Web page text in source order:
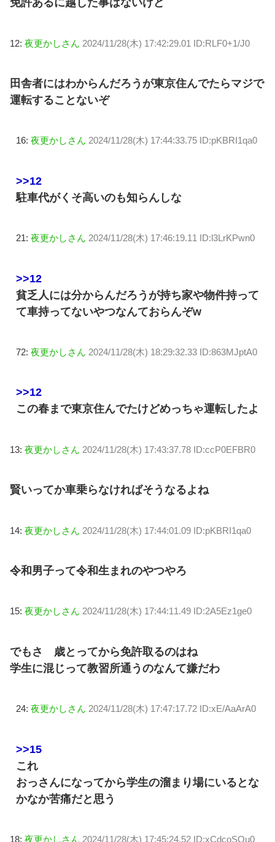
免許あるに越した事はないけど
12: 夜更かしさん 2024/11/28(木) 17:42:29.01 ID:RLF0+1/J0
田舎者にはわからんだろうが東京住んでたらマジで
運転することないぞ
16: 夜更かしさん 2024/11/28(木) 17:44:33.75 ID:pKBRI1qa0
>>12
駐車代がくそ高いのも知らんしな
21: 夜更かしさん 2024/11/28(木) 17:46:19.11 ID:l3LrKPwn0
>>12
貧乏人には分からんだろうが持ち家や物件持って
て車持ってないやつなんておらんぞw
72: 夜更かしさん 2024/11/28(木) 18:29:32.33 ID:863MJptA0
>>12
この春まで東京住んでたけどめっちゃ運転したよ
13: 夜更かしさん 2024/11/28(木) 17:43:37.78 ID:ccP0EFBR0
賢いってか車乗らなければそうなるよね
14: 夜更かしさん 2024/11/28(木) 17:44:01.09 ID:pKBRI1qa0
令和男子って令和生まれのやつやろ
15: 夜更かしさん 2024/11/28(木) 17:44:11.49 ID:2A5Ez1ge0
でもさ 歳とってから免許取るのはね
学生に混じって教習所通うのなんて嫌だわ
24: 夜更かしさん 2024/11/28(木) 17:47:17.72 ID:xE/AaArA0
>>15
これ
おっさんになってから学生の溜まり場にいるとな
かなか苦痛だと思う
18: 夜更かしさん 2024/11/28(木) 17:45:24.52 ID:xCdcoSQu0